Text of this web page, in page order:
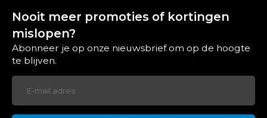
Nooit meer promoties of kortingen
mislopen?
Abonneer je op onze nieuwsbrief om op de hoogte
te blijven.